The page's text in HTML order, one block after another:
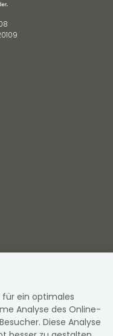
für ein optimales
Analyse des Online-
Diese Analyse